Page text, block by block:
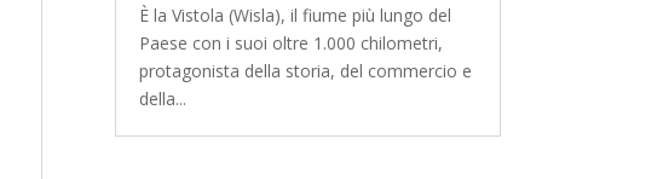
È la Vistola (Wisla), il fiume più lungo del
Paese con i suoi oltre 1.000 chilometri,
protagonista della storia, del commercio e
della...